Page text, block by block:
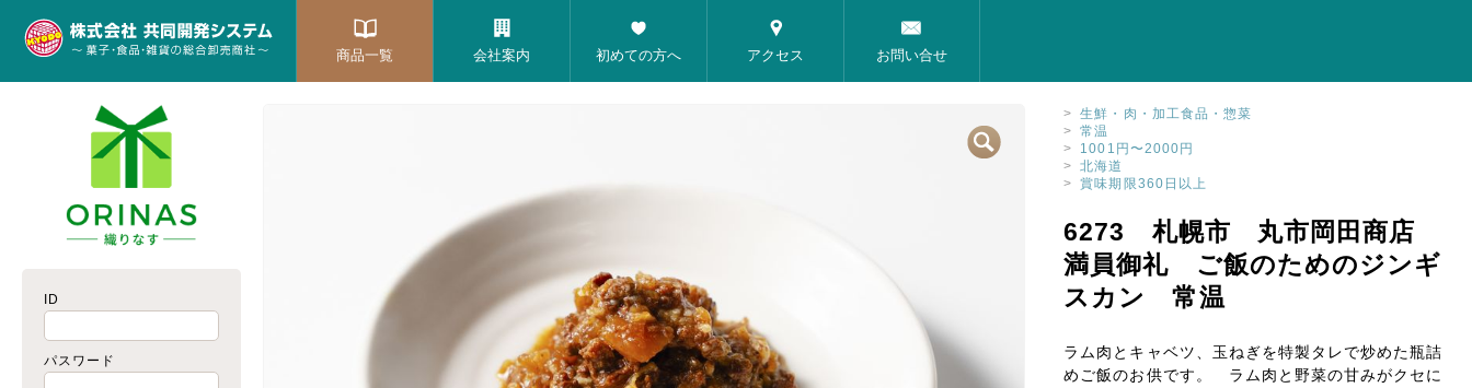
商品一覧 会社案内 初めての方へ アクセス お問い合せ
>
生鮮・肉・加工食品・惣菜
>
常温
>
1001円〜2000円
>
北海道
>
賞味期限360日以上
6273 札幌市 丸市岡田商店
満員御礼 ご飯のためのジンギ
スカン 常温
ラム肉とキャベツ、玉ねぎを特製タレで炒めた瓶詰
めご飯のお供です。 ラム肉と野菜の甘みがクセに
ID
パスワード